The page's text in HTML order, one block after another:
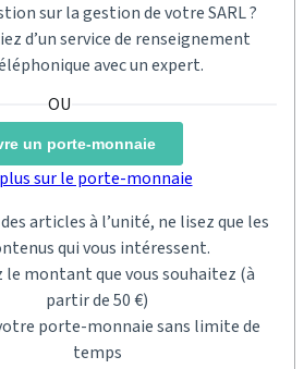
sur la gestion de votre SARL ?
d’un service de renseignement
avec un expert.
un porte-monnaie
sur le porte-monnaie
articles à l’unité, ne lisez que les
qui vous intéressent.
le montant que vous souhaitez (à
partir de 50 €)
porte-monnaie sans limite de
temps